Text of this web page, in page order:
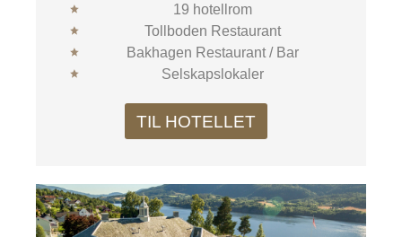
19 hotellrom
Tollboden Restaurant
Bakhagen Restaurant / Bar
Selskapslokaler
TIL HOTELLET